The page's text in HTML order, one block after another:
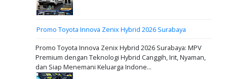
Promo Toyota Innova Zenix Hybrid 2026 Surabaya
Promo Toyota Innova Zenix Hybrid 2026 Surabaya: MPV
Premium dengan Teknologi Hybrid Canggih, Irit, Nyaman,
dan Siap Menemani Keluarga Indone...